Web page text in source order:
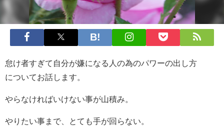
怠け者すぎて自分が嫌になる人の為のパワーの出し方
についてお話します。
やらなければいけない事が山積み。
やりたい事まで、とても手が回らない。